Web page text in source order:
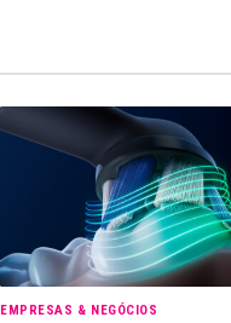
EMPRESAS & NEGÓCIOS